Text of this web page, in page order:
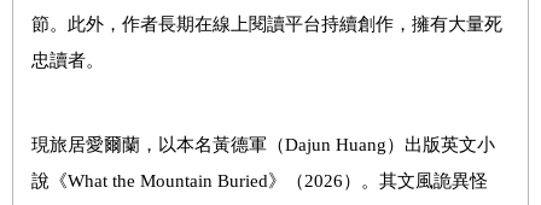
節。此外，作者長期在線上閱讀平台持續創作，擁有大量死
忠讀者。
現旅居愛爾蘭，以本名黃德軍（Dajun Huang）出版英文小
說《What the Mountain Buried》（2026）。其文風詭異怪